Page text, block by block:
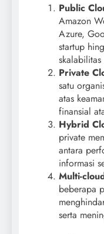
Public
Amazon
Azure,
startup
Private
satu
atas
finansial
Hybrid
private
antara
informasi
Multi-
beberapa
serta